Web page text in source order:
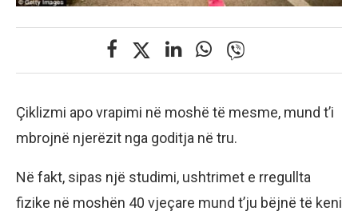
Çiklizmi apo vrapimi në moshë të mesme, mund t’i
mbrojnë njerëzit nga goditja në tru.
Në fakt, sipas një studimi, ushtrimet e rregullta
fizike në moshën 40 vjeçare mund t’ju bëjnë të keni